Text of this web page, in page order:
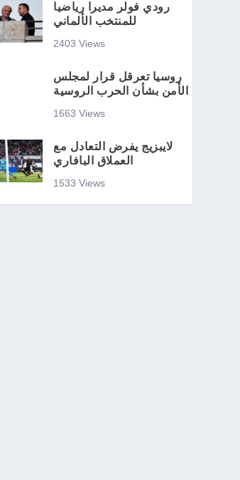
رودي فولر مديرا رياضيا
للمنتخب الألماني
2403 Views
روسيا تعرقل قرار لمجلس
الأمن بشأن الحرب الروسية
1663 Views
لايبزيج يفرض التعادل مع
العملاق البافاري
1533 Views